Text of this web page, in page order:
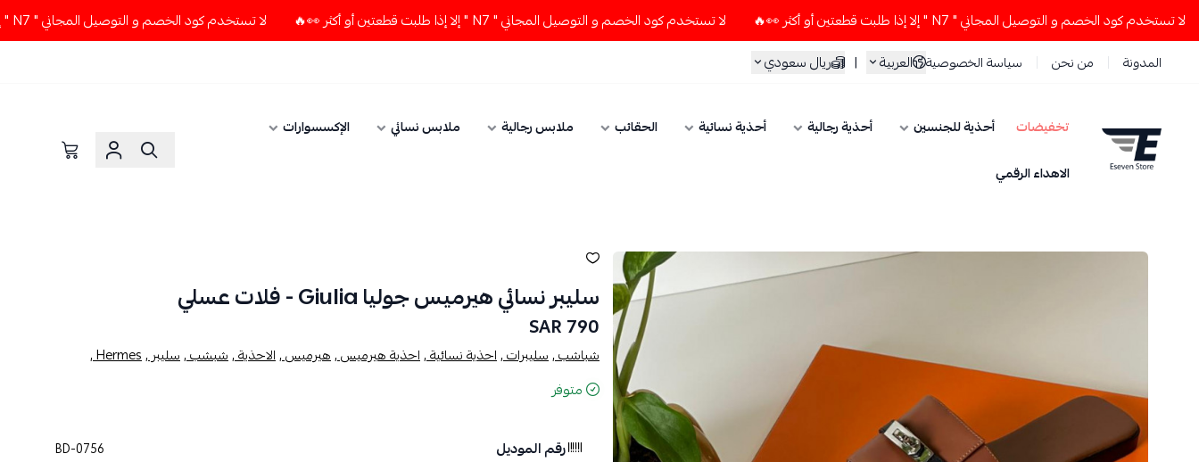
لا تستخدم كود الخصم و التوصيل المجاني " N7 " إلا إذا طلبت قطعتين أو أكثر 👀🔥 لا تستخدم كود الخصم و التوصيل المجاني " N7 " إلا إذا طلبت قطعتين أو أكثر 👀🔥 لا تستخدم كود الخصم و التوصيل المجاني " N7 " إلا إذا طلبت قطعتين أو أكثر 👀🔥
المدونة من نحن سياسة الخصوصية العربية | ريال سعودي
ESEVEN STORE
تخفيضات أحذية للجنسين أحذية رجالية أحذية نسائية الحقائب ملابس رجالية ملابس نسائي
الإكسسوارات
الاهداء الرقمي
سليبر نسائي هيرميس جوليا Giulia - فلات عسلي
790 SAR
شباشب ,سليبرات ,احذية نسائية ,احذية هيرميس ,هيرميس ,الاحذية ,شبشب ,سليبر ,Hermes ,
متوفر
رقم الموديل BD-0756